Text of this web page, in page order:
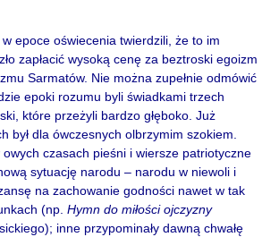
epoce oświecenia twierdzili, że to im
zapłacić wysoką cenę za beztroski egoizm
Sarmatów. Nie można zupełnie odmówić
epoki rozumu byli świadkami trzech
które przeżyli bardzo głęboko. Już
był dla ówczesnych olbrzymim szokiem.
owych czasach pieśni i wiersze patriotyczne
sytuację narodu – narodu w niewoli i
na zachowanie godności nawet w tak
(np. Hymn do miłości ojczyzny
inne przypominały dawną chwałę